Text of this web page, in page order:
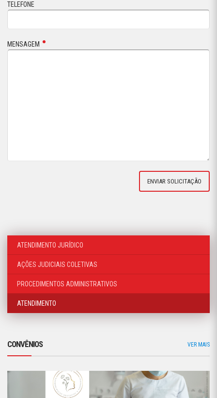
TELEFONE
MENSAGEM
ATENDIMENTO JURÍDICO
AÇÕES JUDICIAIS COLETIVAS
PROCEDIMENTOS ADMINISTRATIVOS
ATENDIMENTO
CONVÊNIOS VER MAIS